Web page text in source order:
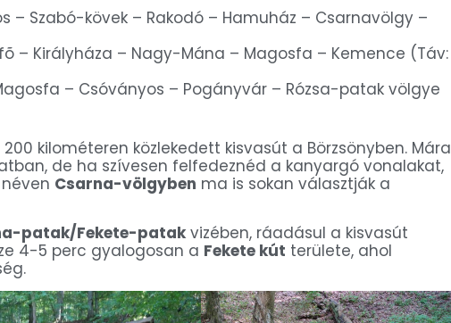
– Szabó-kövek – Rakodó – Hamuház – Csarnavölgy –
– Királyháza – Nagy-Mána – Magosfa – Kemence (Táv:
– Csóványos – Pogányvár – Rózsa-patak völgye
kilométeren közlekedett kisvasút a Börzsönyben. Mára
de ha szívesen felfedeznéd a kanyargó vonalakat,
Csarna-völgyben ma is sokan választják a
patak/Fekete-patak vizében, ráadásul a kisvasút
4-5 perc gyalogosan a Fekete kút területe, ahol